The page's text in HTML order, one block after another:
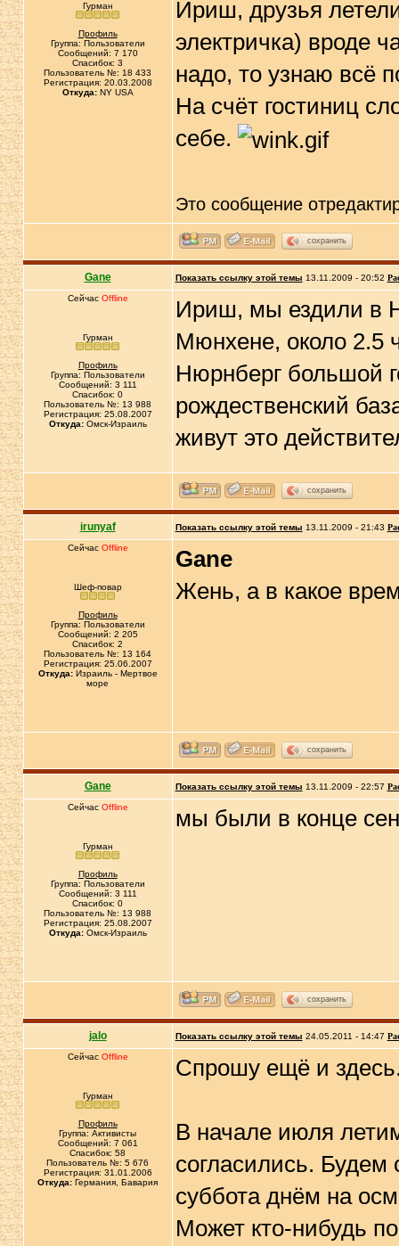
Гурман
Профиль
Группа: Пользователи
Сообщений: 7 170
Спасибок: 3
Пользователь №: 18 433
Регистрация: 20.03.2008
Откуда:NY USA
Ириш, друзья
электричка) вроде
надо, то узнаю всё
На счёт гостиниц
себе.
Это сообщение
сохранить
Gane Показать ссылку этой темы 13.11.2009 - 20:52
Сейчас Offline
Гурман
Профиль
Группа: Пользователи
Сообщений: 3 111
Спасибок: 0
Пользователь №: 13 988
Регистрация: 25.08.2007
Откуда:Омск-Израиль
Ириш, мы ездили в
Мюнхене, около 2.5
Нюрнберг большой
рождественский
живут это
сохранить
irunyaf Показать ссылку этой темы 13.11.2009 - 21:43
Сейчас Offline
Шеф-повар
Профиль
Группа: Пользователи
Сообщений: 2 205
Спасибок: 2
Пользователь №: 13 164
Регистрация: 25.06.2007
Откуда:Израиль - Мертвое
море
Gane
Жень, а в какое
сохранить
Gane Показать ссылку этой темы 13.11.2009 - 22:57
Сейчас Offline
Гурман
Профиль
Группа: Пользователи
Сообщений: 3 111
Спасибок: 0
Пользователь №: 13 988
Регистрация: 25.08.2007
Откуда:Омск-Израиль
мы были в конце
сохранить
jalo Показать ссылку этой темы 24.05.2011 - 14:47
Сейчас Offline
Гурман
Профиль
Группа: Активисты
Сообщений: 7 061
Спасибок: 58
Пользователь №: 5 676
Регистрация: 31.01.2006
Откуда: Германия, Бавария
Спрошу ещё и
В начале июля
согласились. Будем
суббота днём на
Может кто-нибудь